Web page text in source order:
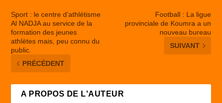
Sport : le centre d’athlétisme
Al NADJA au service de la
formation des jeunes
athlètes mais, peu connu du
public.
PRÉCÉDENT
Football : La ligue
provinciale de Koumra a un
nouveau bureau
SUIVANT
A PROPOS DE L'AUTEUR